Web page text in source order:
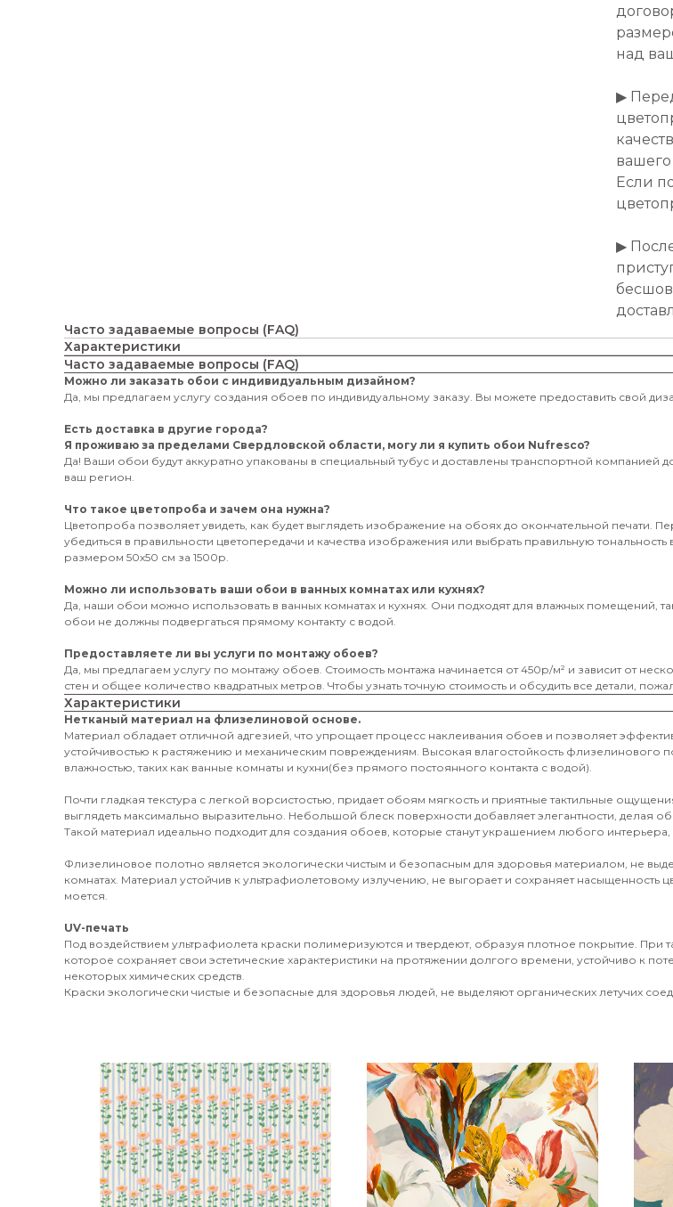
над
▶
Если
▶
Часто задаваемые вопросы (FAQ)
Характеристики
Часто задаваемые вопросы (FAQ)
Можно ли заказать обои с индивидуальным дизайном?
Да, мы предлагаем услугу создания обоев по индивидуальному заказу. Вы можете предоставить свой
Есть доставка в другие города?
Я проживаю за пределами Свердловской области, могу ли я купить обои Nufresco?
Да! Ваши обои будут аккуратно упакованы в специальный тубус и доставлены транспортной компанией
ваш регион.
Что такое цветопроба и зачем она нужна?
Цветопроба позволяет увидеть, как будет выглядеть изображение на обоях до окончательной печати.
убедиться в правильности цветопередачи и качества изображения или выбрать правильную
размером 50х50 см за 1500р.
Можно ли использовать ваши обои в ванных комнатах или кухнях?
Да, наши обои можно использовать в ванных комнатах и кухнях. Они подходят для влажных помещений,
обои не должны подвергаться прямому контакту с водой.
Предоставляете ли вы услуги по монтажу обоев?
Да, мы предлагаем услугу по монтажу обоев. Стоимость монтажа начинается от 450р/м² и зависит от
стен и общее количество квадратных метров. Чтобы узнать точную стоимость и обсудить все детали,
Характеристики
Нетканый материал на флизелиновой основе.
Материал обладает отличной адгезией, что упрощает процесс наклеивания обоев и позволяет
устойчивостью к растяжению и механическим повреждениям. Высокая влагостойкость
влажностью, таких как ванные комнаты и кухни(без прямого постоянного контакта с водой).
Почти гладкая текстура с легкой ворсистостью, придает обоям мягкость и приятные тактильные
выглядеть максимально выразительно. Небольшой блеск поверхности добавляет элегантности, делая
Такой материал идеально подходит для создания обоев, которые станут украшением любого интерьера,
Флизелиновое полотно является экологически чистым и безопасным для здоровья материалом, не
комнатах. Материал устойчив к ультрафиолетовому излучению, не выгорает и сохраняет насыщенность
моется.
UV-печать
Под воздействием ультрафиолета краски полимеризуются и твердеют, образуя плотное покрытие. При
которое сохраняет свои эстетические характеристики на протяжении долгого времени, устойчиво к
некоторых химических средств.
Краски экологически чистые и безопасные для здоровья людей, не выделяют органических летучих